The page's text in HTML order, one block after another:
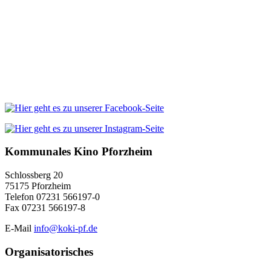
Kommunales Kino Pforzheim
Schlossberg 20
75175 Pforzheim
Telefon 07231 566197-0
Fax 07231 566197-8
E-Mail info@koki-pf.de
Organisatorisches